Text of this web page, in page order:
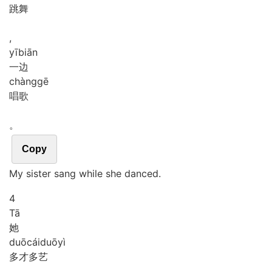
跳舞
,
yībiān
一边
chànggē
唱歌
。
Copy
My sister sang while she danced.
4
Tā
她
duōcáiduōyì
多才多艺